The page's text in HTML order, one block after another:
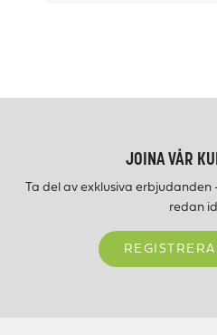
JOINA VÅR
Ta del av exklusiva
redan